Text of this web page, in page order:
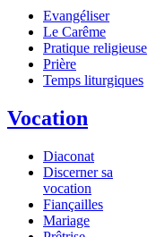
Evangéliser
Le Carême
Pratique religieuse
Prière
Temps liturgiques
Vocation
Diaconat
Discerner sa
vocation
Fiançailles
Mariage